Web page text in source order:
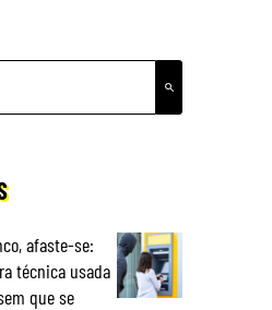
afaste-se:
técnica usada
que se